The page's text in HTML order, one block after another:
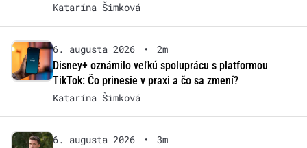
Katarína Šimková
6. augusta 2026 •
2m
Disney+ oznámilo veľkú spoluprácu s platformou
TikTok: Čo prinesie v praxi a čo sa zmení?
Katarína Šimková
6. augusta 2026 •
3m